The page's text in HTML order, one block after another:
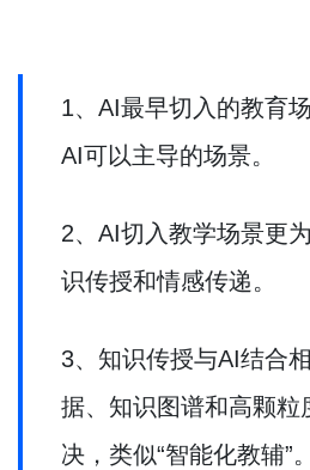
1、AI最早切入的教育
AI可以主导的场景。
2、AI切入教学场景更
识传授和情感传递。
3、知识传授与AI结合
据、知识图谱和高颗粒
决，类似“智能化教辅”。